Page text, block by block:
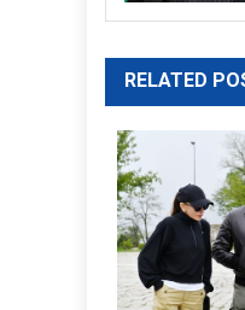
RELATED